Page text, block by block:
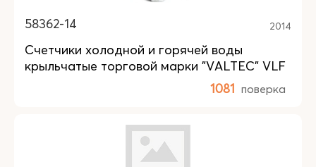
58362-14 2014
Счетчики холодной и горячей воды
крыльчатые торговой марки "VALTEC" VLF
1081 поверка